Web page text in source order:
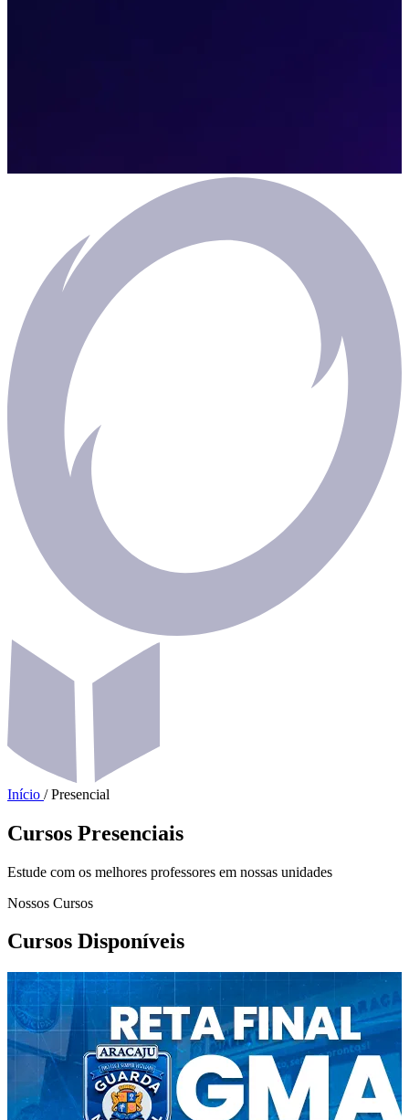
Início / Presencial
Cursos Presenciais
Estude com os melhores professores em nossas unidades
Nossos Cursos
Cursos Disponíveis